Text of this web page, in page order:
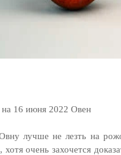
на 16 июня 2022 Овен
лучше не лезть на
хотя очень захочется